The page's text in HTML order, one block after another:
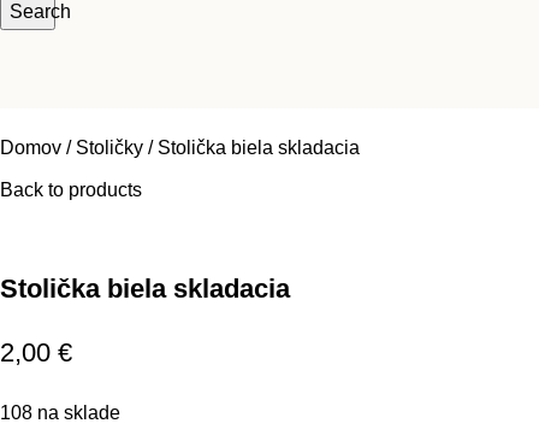
Search
Domov Stoličky Stolička biela skladacia
Back to products
Stolička biela skladacia
2,00 €
108 na sklade